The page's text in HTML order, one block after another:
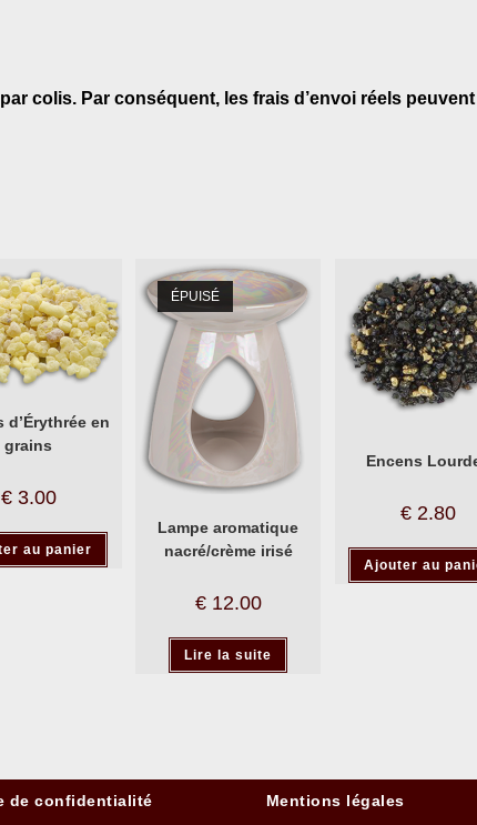
colis. Par conséquent, les frais d’envoi réels
d’Érythrée en
grains
€3.00
au panier
ÉPUISÉ
Lampe aromatique
nacré/crème irisé
€12.00
Lire la suite
Encens
€2.80
Ajouter au
de confidentialité Mentions légales